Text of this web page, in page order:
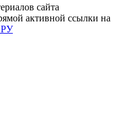
сайта
активной ссылки на